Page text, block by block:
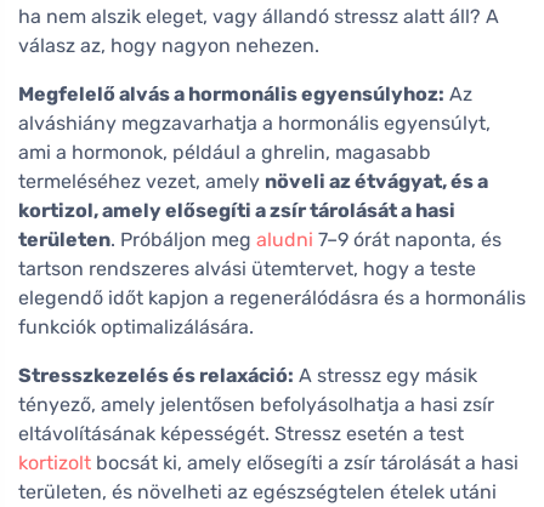
ha nem alszik eleget, vagy állandó stressz alatt áll? A
válasz az, hogy nagyon nehezen.
Megfelelő alvás a hormonális egyensúlyhoz: Az
alváshiány megzavarhatja a hormonális egyensúlyt,
ami a hormonok, például a ghrelin, magasabb
termeléséhez vezet, amely növeli az étvágyat, és a
kortizol, amely elősegíti a zsír tárolását a hasi
területen. Próbáljon meg aludni 7–9 órát naponta, és
tartson rendszeres alvási ütemtervet, hogy a teste
elegendő időt kapjon a regenerálódásra és a hormonális
funkciók optimalizálására.
Stresszkezelés és relaxáció: A stressz egy másik
tényező, amely jelentősen befolyásolhatja a hasi zsír
eltávolításának képességét. Stressz esetén a test
kortizolt bocsát ki, amely elősegíti a zsír tárolását a hasi
területen, és növelheti az egészségtelen ételek utáni